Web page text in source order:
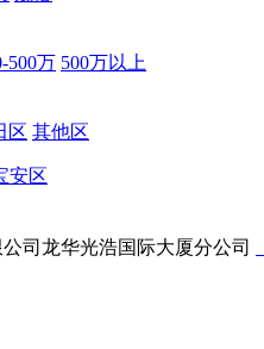
500万 500万以上
区 其他区
安区
司龙华光浩国际大厦分公司